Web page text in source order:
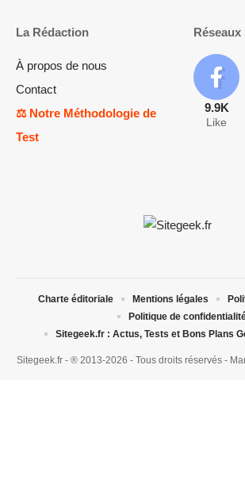
La Rédaction
À propos de nous
Contact
⚖️ Notre Méthodologie de
Test
9.9K
Like
Sitegeek.fr - ® 2013-2026 - Tous droits réservés -
Charte éditoriale Mentions légales
Politique de
Sitegeek.fr : Actus, Tests et Bons Plans